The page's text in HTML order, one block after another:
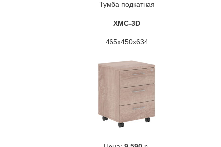
Тумба подкатная
XMC-3D
465x450x634